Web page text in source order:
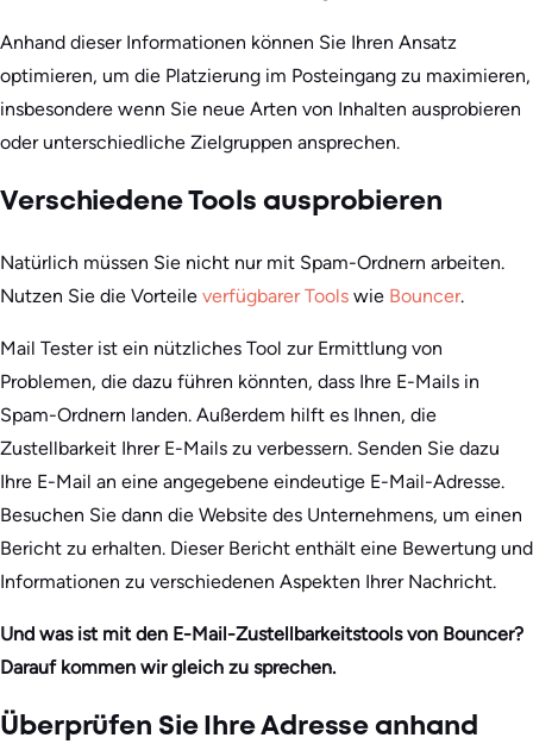
Anhand dieser Informationen können Sie Ihren Ansatz
optimieren, um die Platzierung im Posteingang zu maximieren,
insbesondere wenn Sie neue Arten von Inhalten ausprobieren
oder unterschiedliche Zielgruppen ansprechen.
Verschiedene Tools ausprobieren
Natürlich müssen Sie nicht nur mit Spam-Ordnern arbeiten.
Nutzen Sie die Vorteile verfügbarer Tools wie Bouncer.
Mail Tester ist ein nützliches Tool zur Ermittlung von
Problemen, die dazu führen könnten, dass Ihre E-Mails in
Spam-Ordnern landen. Außerdem hilft es Ihnen, die
Zustellbarkeit Ihrer E-Mails zu verbessern. Senden Sie dazu
Ihre E-Mail an eine angegebene eindeutige E-Mail-Adresse.
Besuchen Sie dann die Website des Unternehmens, um einen
Bericht zu erhalten. Dieser Bericht enthält eine Bewertung und
Informationen zu verschiedenen Aspekten Ihrer Nachricht.
Und was ist mit den E-Mail-Zustellbarkeitstools von Bouncer?
Darauf kommen wir gleich zu sprechen.
Überprüfen Sie Ihre Adresse anhand